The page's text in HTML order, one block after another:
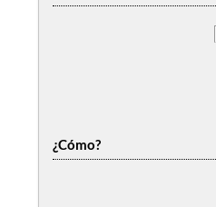
¿Cómo?